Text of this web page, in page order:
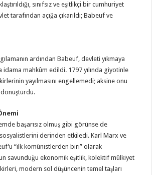
sınıfsız ve eşitlikçi bir cumhuriyet
tarafından açığa çıkarıldı; Babeuf ve
ardından Babeuf, devleti yıkmaya
idama mahkûm edildi. 1797 yılında giyotinle
yayılmasını engellemedi; aksine onu
başarısız olmuş gibi görünse de
derinden etkiledi. Karl Marx ve
“ilk komünistlerden biri” olarak
savunduğu ekonomik eşitlik, kolektif mülkiyet
modern sol düşüncenin temel taşları